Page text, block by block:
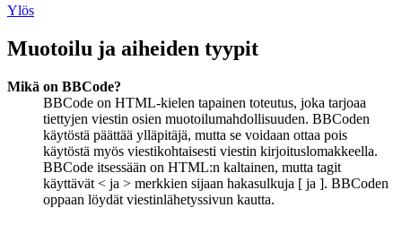
Ylös
Muotoilu ja aiheiden tyypit
Mikä on BBCode?
BBCode on HTML-kielen tapainen toteutus, joka tarjoaa
tiettyjen viestin osien muotoilumahdollisuuden. BBCoden
käytöstä päättää ylläpitäjä, mutta se voidaan ottaa pois
käytöstä myös viestikohtaisesti viestin kirjoituslomakkeella.
BBCode itsessään on HTML:n kaltainen, mutta tagit
käyttävät < ja > merkkien sijaan hakasulkuja [ ja ]. BBCoden
oppaan löydät viestinlähetyssivun kautta.